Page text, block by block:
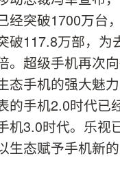
经突破1700万台
破117.8万部，为
。超级手机再次
态手机的强大魅
的手机2.0时代已
机3.0时代。乐视
生态赋予手机新